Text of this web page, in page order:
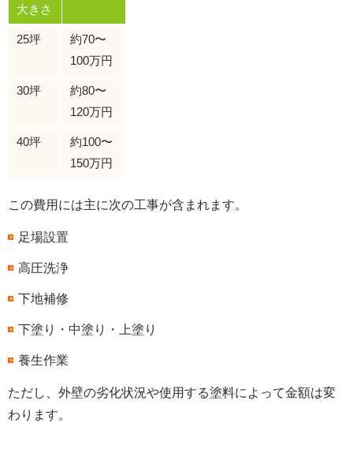
大きさ
25坪
約70〜
100万円
30坪
約80〜
120万円
40坪
約100〜
150万円
この費用には主に次の工事が含まれます。
足場設置
高圧洗浄
下地補修
下塗り・中塗り・上塗り
養生作業
ただし、外壁の劣化状況や使用する塗料によって金額は変
わります。